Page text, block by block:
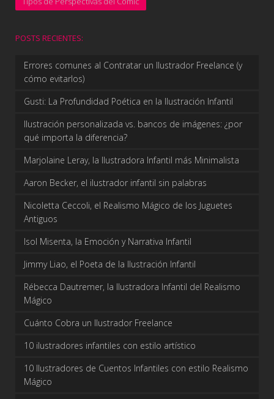
POSTS RECIENTES:
Errores comunes al Contratar un Ilustrador Freelance (y
cómo evitarlos)
Gusti: La Profundidad Poética en la Ilustración Infantil
Ilustración personalizada vs. bancos de imágenes: ¿por
qué importa la diferencia?
Marjolaine Leray, la Ilustradora Infantil más Minimalista
Aaron Becker, el ilustrador infantil sin palabras
Nicoletta Ceccoli, el Realismo Mágico de los Juguetes
Antiguos
Isol Misenta, la Emoción y Narrativa Infantil
Jimmy Liao, el Poeta de la Ilustración Infantil
Rébecca Dautremer, la Ilustradora Infantil del Realismo
Mágico
Cuánto Cobra un Ilustrador Freelance
10 ilustradores infantiles con estilo artístico
10 Ilustradores de Cuentos Infantiles con estilo Realismo
Mágico